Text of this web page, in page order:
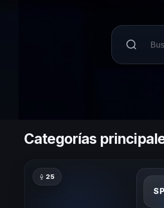
Categorías
25
SP